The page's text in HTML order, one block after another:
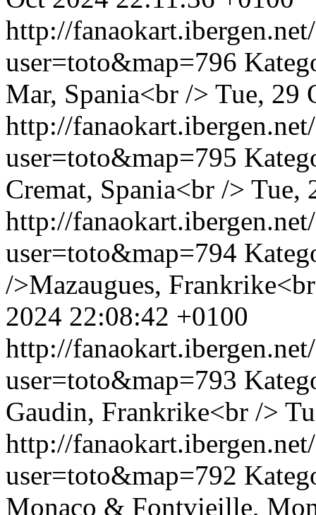
http://
user=toto&map=796
Mar, Spania<br /> Tue, 29
http://
user=toto&map=795
Cremat, Spania<br /> Tue,
http://
user=toto&map=794
/>Mazaugues,
2024 22:08:42 +0100
http://
user=toto&map=793
Gaudin, Frankrike<br />
http://
user=toto&map=792
Monaco & Fontvieille,